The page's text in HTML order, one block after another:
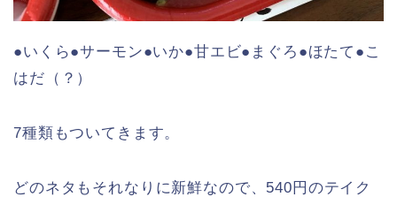
●いくら●サーモン●いか●甘エビ●まぐろ●ほたて●こ
はだ（？）
7種類もついてきます。
どのネタもそれなりに新鮮なので、540円のテイク